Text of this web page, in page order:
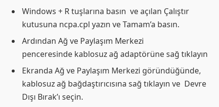
Windows + R tuşlarına basın ve açılan Çalıştır
kutusuna ncpa.cpl yazın ve Tamam’a basın.
Ardından Ağ ve Paylaşım Merkezi
penceresinde kablosuz ağ adaptörüne sağ tıklayın
Ekranda Ağ ve Paylaşım Merkezi göründüğünde,
kablosuz ağ bağdaştırıcısına sağ tıklayın ve Devre
Dışı Bırak’ı seçin.